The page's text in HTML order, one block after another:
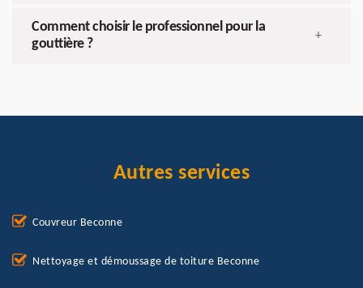
Comment choisir le professionnel pour la
gouttière ?
+
Autres services
Couvreur Beconne
Nettoyage et démoussage de toiture Beconne